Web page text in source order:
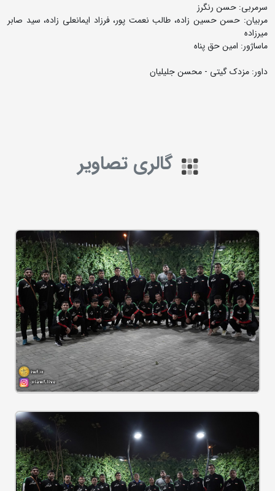
سرمربی: حسن رنگرز
مربیان: حسن حسین زاده، طالب نعمت پور، فرزاد ایمانعلی زاده، سید صابر
میرزاده
ماساژور: امین حق پناه
داور: مزدک گیتی - محسن جلیلیان
گالری تصاویر